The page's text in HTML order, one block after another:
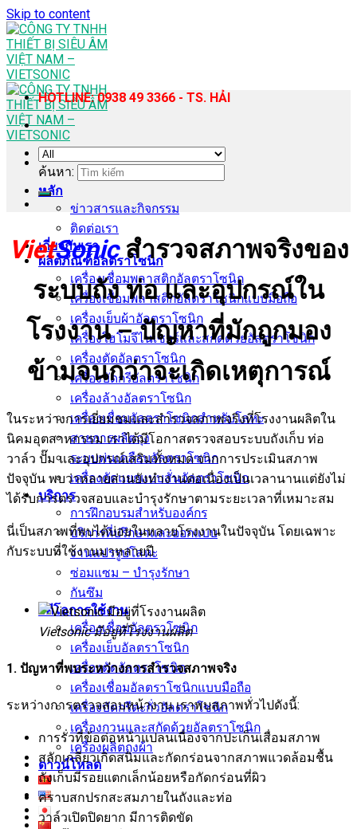
Skip to content
หลัก
ข่าวสารและกิจกรรม
ติดต่อเรา
เกี่ยวกับเรา
ผลิตภัณฑ์อัลตราโซนิก
เครื่องเชื่อมพลาสติกอัลตราโซนิก
เครื่องเชื่อมพลาสติกอัลตราโซนิกแบบมือถือ
เครื่องเย็บผ้าอัลตราโซนิก
เครื่องโฮโมจีไนเซอร์และสกัดด้วยอัลตราโซนิก
เครื่องตัดอัลตราโซนิก
เครื่องบัดกรีอัลตราโซนิก
เครื่องล้างอัลตราโซนิก
เครื่องเชื่อมอัลตราโซนิกสำหรับโลหะ
สายการผลิตถุง
ระบบพ่นเคลือบอัลตราโซนิก
เครื่องคัดแยกแบบสั่นอัลตราโซนิก
บริการ
การฝึกอบรมสำหรับองค์กร
บริการที่ปรึกษาและออกแบบ
งานแปรรูปโลหะ
ซ่อมแซม – บำรุงรักษา
กันซึม
วิดีโอการใช้งาน
เครื่องเชื่อมอัลตราโซนิก
เครื่องเย็บอัลตราโซนิก
เครื่องตัดอัลตราโซนิก
เครื่องเชื่อมอัลตราโซนิกแบบมือถือ
เครื่องบัดกรีตะกั่วอัลตราโซนิก
เครื่องกวนและสกัดด้วยอัลตราโซนิก
เครื่องผลิตถุงผ้า
ดาวน์โหลด
HOTLINE: 0938 49 3366 - TS. HẢI
ค้นหา:
VietSonicสำรวจสภาพจริงของ
ระบบถัง ท่อ และอุปกรณ์ใน
โรงงาน – ปัญหาที่มักถูกมอง
ข้ามจนกว่าจะเกิดเหตุการณ์
ในระหว่างการเยี่ยมชมและสำรวจสภาพจริงที่โรงงานผลิตใน
นิคมอุตสาหกรรม เราได้มีโอกาสตรวจสอบระบบถังเก็บ ท่อ
วาล์ว ปั๊ม และอุปกรณ์เสริมทั้งหมด จากการประเมินสภาพ
ปัจจุบัน พบว่าหลายส่วนยังทำงานต่อเนื่องเป็นเวลานานแต่ยังไม่
ได้รับการตรวจสอบและบำรุงรักษาตามระยะเวลาที่เหมาะสม
นี่เป็นสภาพที่พบได้บ่อยในหลายโรงงานในปัจจุบัน โดยเฉพาะ
กับระบบที่ใช้งานมาหลายปี
Vietsonic มีอยู่ที่โรงงานผลิต
1. ปัญหาที่พบระหว่างการสำรวจสภาพจริง
ระหว่างการตรวจสอบหน้างาน เราพบสภาพทั่วไปดังนี้:
การรั่วที่ข้อต่อหน้าแปลนเนื่องจากปะเก็นเสื่อมสภาพ
สลักเกลียวเกิดสนิมและกัดกร่อนจากสภาพแวดล้อมชื้น
ถังเก็บมีรอยแตกเล็กน้อยหรือกัดกร่อนที่ผิว
คราบสกปรกสะสมภายในถังและท่อ
วาล์วเปิดปิดยาก มีการติดขัด